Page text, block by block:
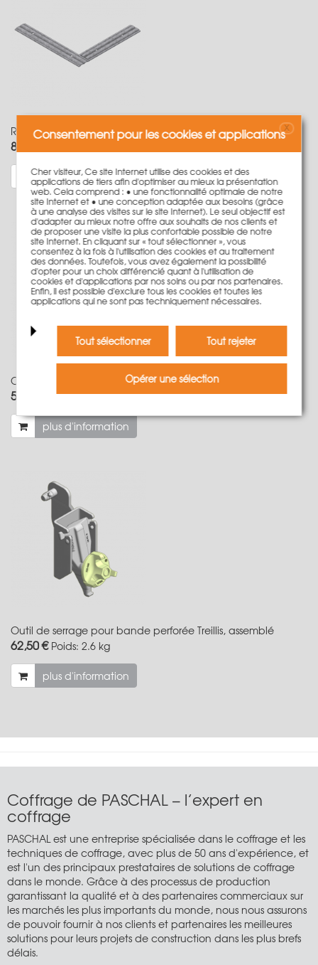
Renfort d'angle LOGO 60x63cm pour assemblage par bride
85,50 €
plus d'information
Outil de serrage pour bande perforée LOGO/NeoR
52,50 € Poids: 2.45 kg
plus d'information
Outil de serrage pour bande perforée Treillis, assemblé
62,50 € Poids: 2.6 kg
plus d'information
Coffrage de PASCHAL – l’expert en
coffrage
PASCHAL est une entreprise spécialisée dans le coffrage et les
techniques de coffrage, avec plus de 50 ans d'expérience, et
est l'un des principaux prestataires de solutions de coffrage
dans le monde. Grâce à des processus de production
garantissant la qualité et à des partenaires commerciaux sur
les marchés les plus importants du monde, nous nous assurons
de pouvoir fournir à nos clients et partenaires les meilleures
solutions pour leurs projets de construction dans les plus brefs
délais.
Consentement pour les cookies et applicationsX
Cher visiteur, Ce site Internet utilise des cookies et des
applications de tiers afin d'optimiser au mieux la présentation
web. Cela comprend : • une fonctionnalité optimale de notre
site Internet et • une conception adaptée aux besoins (grâce
à une analyse des visites sur le site Internet). Le seul objectif est
d'adapter au mieux notre offre aux souhaits de nos clients et
de proposer une visite la plus confortable possible de notre
site Internet. En cliquant sur « tout sélectionner », vous
consentez à la fois à l'utilisation des cookies et au traitement
des données. Toutefois, vous avez également la possibilité
d'opter pour un choix différencié quant à l'utilisation de
cookies et d'applications par nos soins ou par nos partenaires.
Enfin, il est possible d'exclure tous les cookies et toutes les
applications qui ne sont pas techniquement nécessaires.
Tout sélectionner Tout rejeter
Opérer une sélection